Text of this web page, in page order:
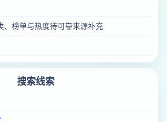
、榜单与热度待可靠来源补充
搜索线索